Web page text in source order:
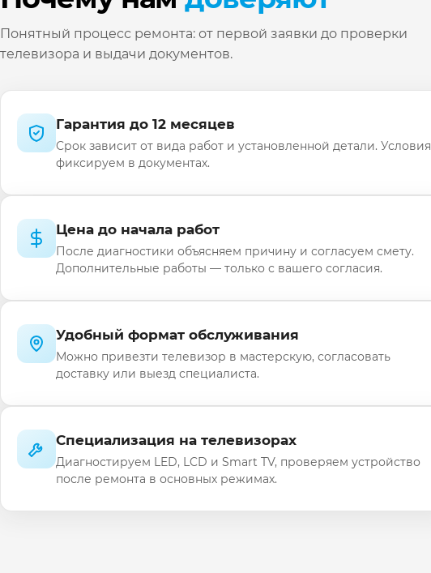
Понятный процесс ремонта: от первой заявки до проверки
телевизора и выдачи документов.
Гарантия до 12 месяцев
Срок зависит от вида работ и установленной детали. Условия
фиксируем в документах.
Цена до начала работ
После диагностики объясняем причину и согласуем смету.
Дополнительные работы — только с вашего согласия.
Удобный формат обслуживания
Можно привезти телевизор в мастерскую, согласовать
доставку или выезд специалиста.
Специализация на телевизорах
Диагностируем LED, LCD и Smart TV, проверяем устройство
после ремонта в основных режимах.